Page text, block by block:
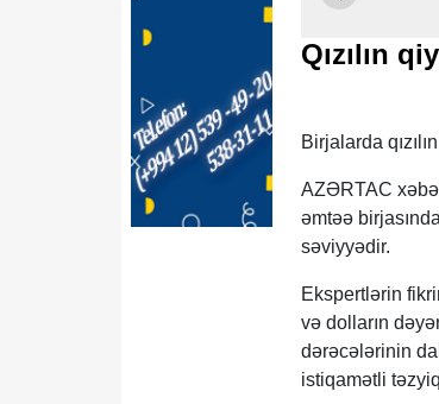
Qızılın
Birjalarda
AZƏRTAC
əmtəə
səviyyədir.
Ekspertlərin
və dolların
dərəcələrinin
istiqamətli